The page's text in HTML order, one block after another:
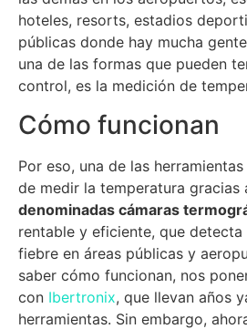
hoteles, resorts, estadios
públicas donde hay mucha
una de las formas que pueden
control, es la medición de
Cómo funcionan
Por eso, una de las
de medir la temperatura gracias
denominadas cámaras
rentable y eficiente, que detecta
fiebre en áreas públicas y
saber cómo funcionan, nos
con Ibertronix, que llevan años
herramientas. Sin embargo,